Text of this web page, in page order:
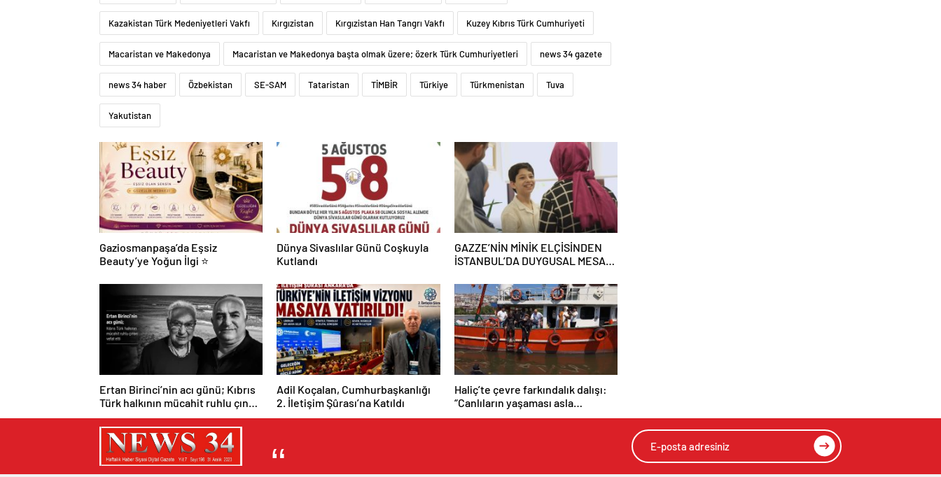
Kazakistan Türk Medeniyetleri Vakfı Kırgızistan Kırgızistan Han Tangrı Vakfı Kuzey Kıbrıs Türk Cumhuriyeti
Macaristan ve Makedonya Macaristan ve Makedonya başta olmak üzere; özerk Türk Cumhuriyetleri news 34 gazete
news 34 haber Özbekistan SE-SAM Tataristan TİMBİR Türkiye Türkmenistan Tuva
Yakutistan
Gaziosmanpaşa’da Eşsiz
Beauty’ye Yoğun İlgi ⭐
Dünya Sivaslılar Günü Coşkuyla
Kutlandı
GAZZE’NİN MİNİK ELÇİSİNDEN
İSTANBUL’DA DUYGUSAL MESAJ:
Ertan Birinci’nin acı günü; Kıbrıs
Türk halkının mücahit ruhlu çınarı
vefat etti
Adil Koçalan, Cumhurbaşkanlığı
2. İletişim Şûrası’na Katıldı
Haliç’te çevre farkındalık dalışı:
“Canlıların yaşaması asla
mümkün değil”